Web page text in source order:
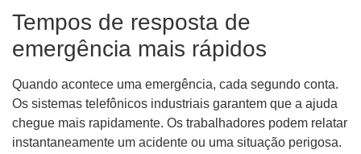
Tempos de resposta de
emergência mais rápidos
Quando acontece uma emergência, cada segundo conta.
Os sistemas telefônicos industriais garantem que a ajuda
chegue mais rapidamente. Os trabalhadores podem relatar
instantaneamente um acidente ou uma situação perigosa.